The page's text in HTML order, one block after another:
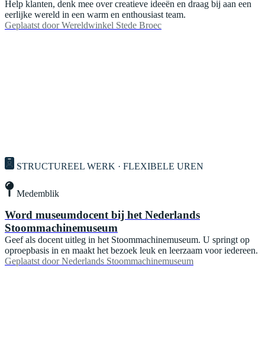
Help klanten, denk mee over creatieve ideeën en draag bij aan een
eerlijke wereld in een warm en enthousiast team.
Geplaatst door Wereldwinkel Stede Broec
STRUCTUREEL WERK · FLEXIBELE UREN
Medemblik
Word museumdocent bij het Nederlands
Stoommachinemuseum
Geef als docent uitleg in het Stoommachinemuseum. U springt op
oproepbasis in en maakt het bezoek leuk en leerzaam voor iedereen.
Geplaatst door Nederlands Stoommachinemuseum